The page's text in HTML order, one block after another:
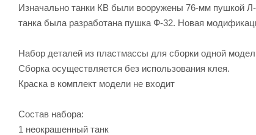
Изначально танки КВ были вооружены 76-мм пушкой
танка была разработана пушка Ф-32. Новая
Набор деталей из пластмассы для сборки одной
Сборка осуществляется без использования клея.
Краска в комплект модели не входит
Состав набора:
1 неокрашенный танк